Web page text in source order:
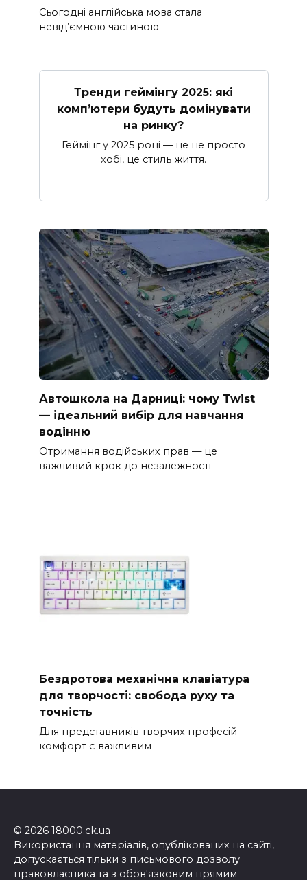
Сьогодні англійська мова стала
невід’ємною частиною
Тренди геймінгу 2025: які
комп’ютери будуть домінувати
на ринку?
Геймінг у 2025 році — це не просто
хобі, це стиль життя.
Автошкола на Дарниці: чому Twist
— ідеальний вибір для навчання
водінню
Отримання водійських прав — це
важливий крок до незалежності
Бездротова механічна клавіатура
для творчості: свобода руху та
точність
Для представників творчих професій
комфорт є важливим
© 2026 18000.ck.ua
Використання матеріалів, опублікованих на сайті,
допускається тільки з письмового дозволу
правовласника та з обов'язковим прямим